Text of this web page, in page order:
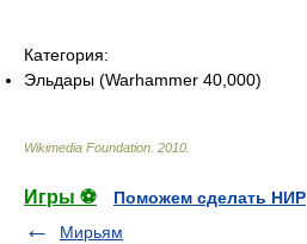
Категория:
Эльдары (Warhammer 40,000)
Wikimedia Foundation 2010
Игры ⚽
Поможем сделать НИР
Мирьям